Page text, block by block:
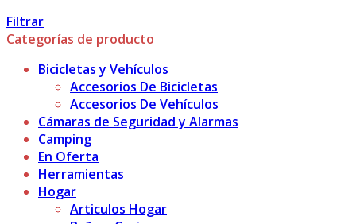
Filtrar
Categorías de producto
Bicicletas y Vehículos
Accesorios De Bicicletas
Accesorios De Vehículos
Cámaras de Seguridad y Alarmas
Camping
En Oferta
Herramientas
Hogar
Articulos Hogar